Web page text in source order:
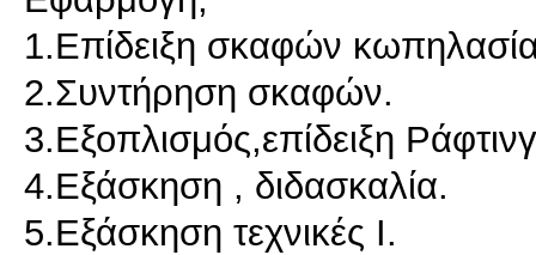
1.Επίδειξη σκαφών
2.Συντήρηση σκαφών.
3.Εξοπλισμός,επίδειξη
4.Εξάσκηση , διδασκαλία.
5.Εξάσκηση τεχνικές Ι.